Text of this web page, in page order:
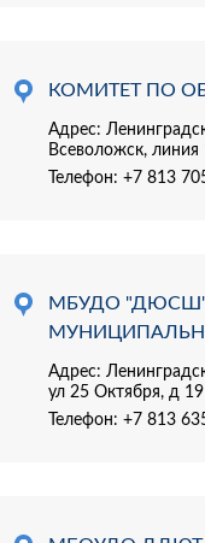
КОМИТЕТ ПО
Адрес:
Всеволожск, линия
Телефон: +7 813
МБУДО
Адрес:
ул 25 Октября, д 19
Телефон: +7 813